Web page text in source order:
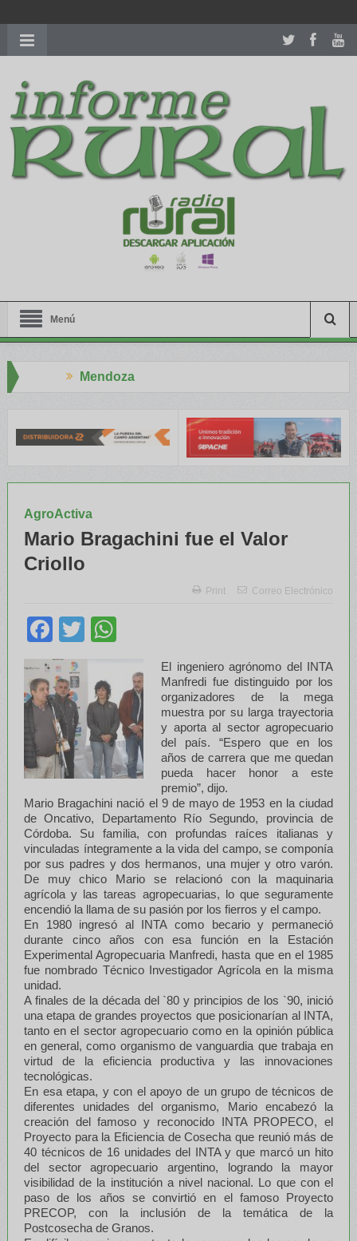
richardmillereplica
women.patekphilippe.tofor sale in usa recognized command with
dining room table ceremony. welcome to our
perfectwatches.is
shop. best youngsexdoll.comwith professional customer
services. 1: 1 design high
https://reallydiamond.com/
Menú
AgroActiva
Mario Bragachini fue el Valor
Criollo
Print Correo Electrónico
Facebook
Twitter
El ingeniero agrónomo del INTA
Manfredi fue distinguido por los
organizadores de la mega
muestra por su larga trayectoria
y aporta al sector agropecuario
del país. “Espero que en los
años de carrera que me quedan
pueda hacer honor a este
premio”, dijo.
Mario Bragachini nació el 9 de mayo de 1953 en la ciudad
de Oncativo, Departamento Río Segundo, provincia de
Córdoba. Su familia, con profundas raíces italianas y
vinculadas íntegramente a la vida del campo, se componía
por sus padres y dos hermanos, una mujer y otro varón.
De muy chico Mario se relacionó con la maquinaria
agrícola y las tareas agropecuarias, lo que seguramente
encendió la llama de su pasión por los fierros y el campo.
En 1980 ingresó al INTA como becario y permaneció
durante cinco años con esa función en la Estación
Experimental Agropecuaria Manfredi, hasta que en el 1985
fue nombrado Técnico Investigador Agrícola en la misma
unidad.
A finales de la década del `80 y principios de los `90, inició
una etapa de grandes proyectos que posicionarían al INTA,
tanto en el sector agropecuario como en la opinión pública
en general, como organismo de vanguardia que trabaja en
virtud de la eficiencia productiva y las innovaciones
tecnológicas.
En esa etapa, y con el apoyo de un grupo de técnicos de
diferentes unidades del organismo, Mario encabezó la
creación del famoso y reconocido INTA PROPECO, el
Proyecto para la Eficiencia de Cosecha que reunió más de
40 técnicos de 16 unidades del INTA y que marcó un hito
del sector agropecuario argentino, logrando la mayor
visibilidad de la institución a nivel nacional. Lo que con el
paso de los años se convirtió en el famoso Proyecto
PRECOP, con la inclusión de la temática de la
Postcosecha de Granos.